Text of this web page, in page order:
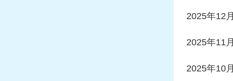
2025年12月
2025年11月
2025年10月